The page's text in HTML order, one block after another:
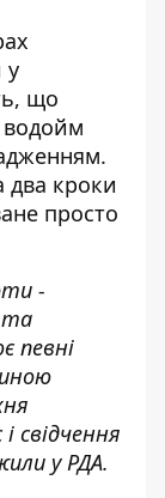
у
що
водойм
два кроки
просто
-
та
певні
свідчення
у РДА.